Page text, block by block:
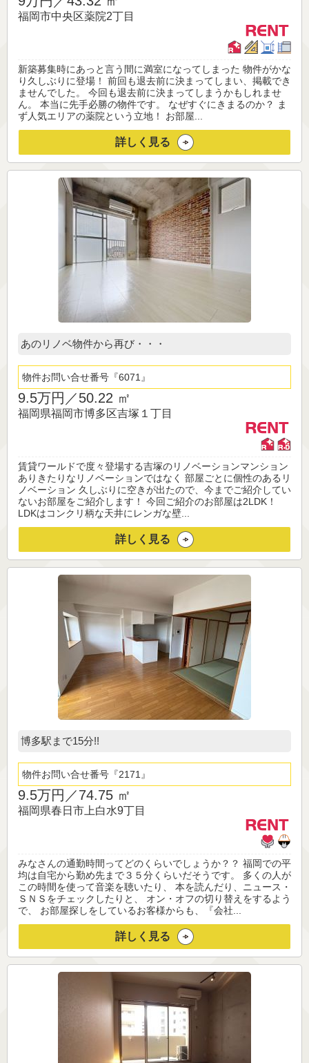
福岡市中央区薬院2丁目
新築募集時にあっと言う間に満室になってしまった 物件がかな
り久しぶりに登場！ 前回も退去前に決まってしまい、掲載でき
ませんでした。 今回も退去前に決まってしまうかもしれませ
ん。 本当に先手必勝の物件です。 なぜすぐにきまるのか？ ま
ず人気エリアの薬院という立地！ お部屋...
詳しく見る
あのリノベ物件から再び・・・
物件お問い合せ番号 6071
9.5万円／50.22 ㎡
福岡県福岡市博多区吉塚１丁目
賃貸ワールドで度々登場する吉塚のリノベーションマンション
ありきたりなリノベーションではなく 部屋ごとに個性のあるリ
ノベーション 久しぶりに空きが出たので、今までご紹介してい
ないお部屋をご紹介します！ 今回ご紹介のお部屋は2LDK！
LDKはコンクリ柄な天井にレンガな壁...
詳しく見る
博多駅まで15分!!
物件お問い合せ番号 2171
9.5万円／74.75 ㎡
福岡県春日市上白水9丁目
みなさんの通勤時間ってどのくらいでしょうか？？ 福岡での平
均は自宅から勤め先まで３５分くらいだそうです。 多くの人が
この時間を使って音楽を聴いたり、 本を読んだり、ニュース・
ＳＮＳをチェックしたりと、 オン・オフの切り替えをするよう
で、 お部屋探しをしているお客様からも、『会社...
詳しく見る